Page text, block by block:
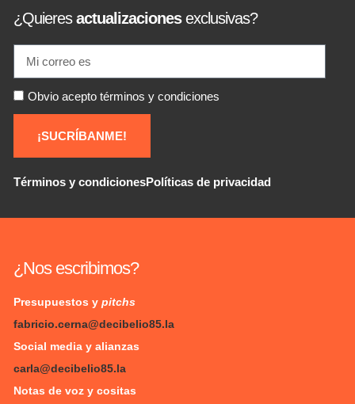
¿Quieresactualizacionesexclusivas?
Obvio acepto términos y condiciones
¡SUCRÍBANME!
Términos y condicionesPolíticas de privacidad
¿Nos escribimos?
Presupuestos y pitchs
fabricio.cerna@decibelio85.la
Social media y alianzas
carla@decibelio85.la
Notas de voz y cositas